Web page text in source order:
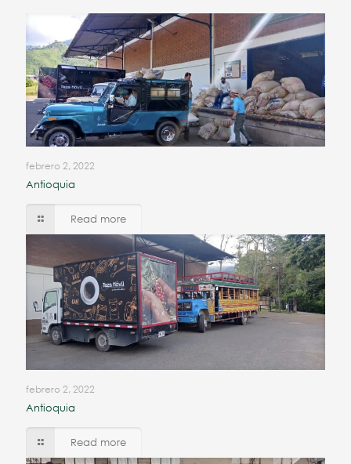
febrero 2, 2022
Antioquia
Read more
febrero 2, 2022
Antioquia
Read more